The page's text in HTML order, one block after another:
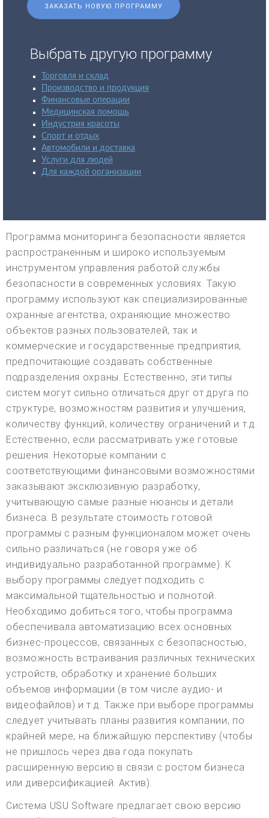
ЗАКАЗАТЬ НОВУЮ ПРОГРАММУ
Выбрать другую программу
Торговля и склад
Производство и продукция
Финансовые операции
Медицинская помощь
Индустрия красоты
Спорт и отдых
Автомобили и доставка
Услуги для людей
Для каждой организации
Программа мониторинга безопасности является
распространенным и широко используемым
инструментом управления работой службы
безопасности в современных условиях. Такую
программу используют как специализированные
охранные агентства, охраняющие множество
объектов разных пользователей, так и
коммерческие и государственные предприятия,
предпочитающие создавать собственные
подразделения охраны. Естественно, эти типы
систем могут сильно отличаться друг от друга по
структуре, возможностям развития и улучшения,
количеству функций, количеству ограничений и т.д.
Естественно, если рассматривать уже готовые
решения. Некоторые компании с
соответствующими финансовыми возможностями
заказывают эксклюзивную разработку,
учитывающую самые разные нюансы и детали
бизнеса. В результате стоимость готовой
программы с разным функционалом может очень
сильно различаться (не говоря уже об
индивидуально разработанной программе). К
выбору программы следует подходить с
максимальной тщательностью и полнотой.
Необходимо добиться того, чтобы программа
обеспечивала автоматизацию всех основных
бизнес-процессов, связанных с безопасностью,
возможность встраивания различных технических
устройств, обработку и хранение больших
объемов информации (в том числе аудио- и
видеофайлов) и т.д. Также при выборе программы
следует учитывать планы развития компании, по
крайней мере, на ближайшую перспективу (чтобы
не пришлось через два года покупать
расширенную версию в связи с ростом бизнеса
или диверсификацией. Актив).
Система USU Software предлагает свою версию